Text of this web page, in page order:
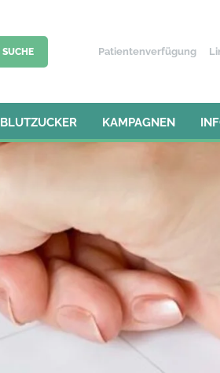
Patientenverfügung
BLUTZUCKER KAMPAGNEN